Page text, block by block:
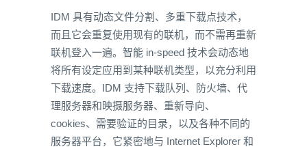
IDM 具有动态文件分割、多重下载点技术，
而且它会重复使用现有的联机，而不需再重新
联机登入一遍。智能 in-speed 技术会动态地
将所有设定应用到某种联机类型，以充分利用
下载速度。IDM 支持下载队列、防火墙、代
理服务器和映摄服务器、重新导向、
cookies、需要验证的目录，以及各种不同的
服务器平台，它紧密地与 Internet Explorer 和